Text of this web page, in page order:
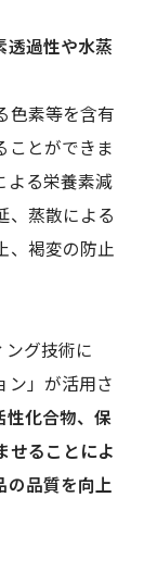
透過性や水蒸
色素等を含有
ことができま
よる栄養素減
、蒸散による
、褐変の防止
グ技術に
ン」が活用さ
性化合物、保
せることによ
の品質を向上